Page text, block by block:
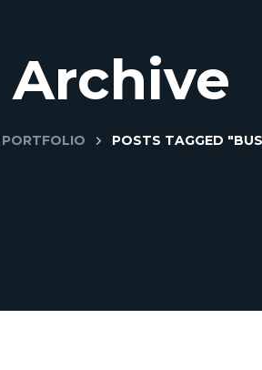
Archive
PORTFOLIO POSTS TAGGED